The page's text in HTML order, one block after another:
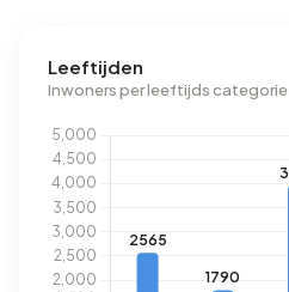
Leeftijden
Inwoners per leeftijds categorie